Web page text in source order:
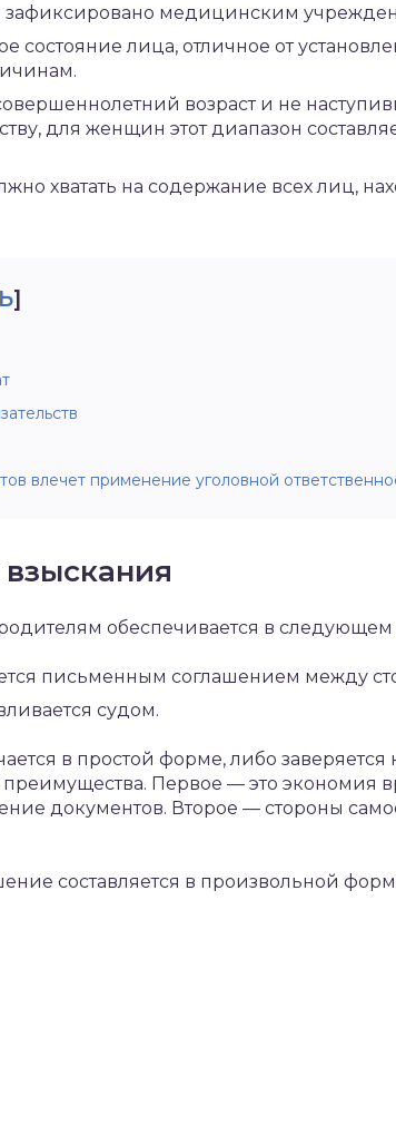
зафиксировано медицинским
состояние лица, отличное от
возраст и не
для женщин этот диапазон
хватать на содержание всех лиц,
]
влечет применение уголовной
обеспечивается в
письменным соглашением между
судом.
в простой форме, либо
Первое — это экономия
документов. Второе — стороны
составляется в произвольной